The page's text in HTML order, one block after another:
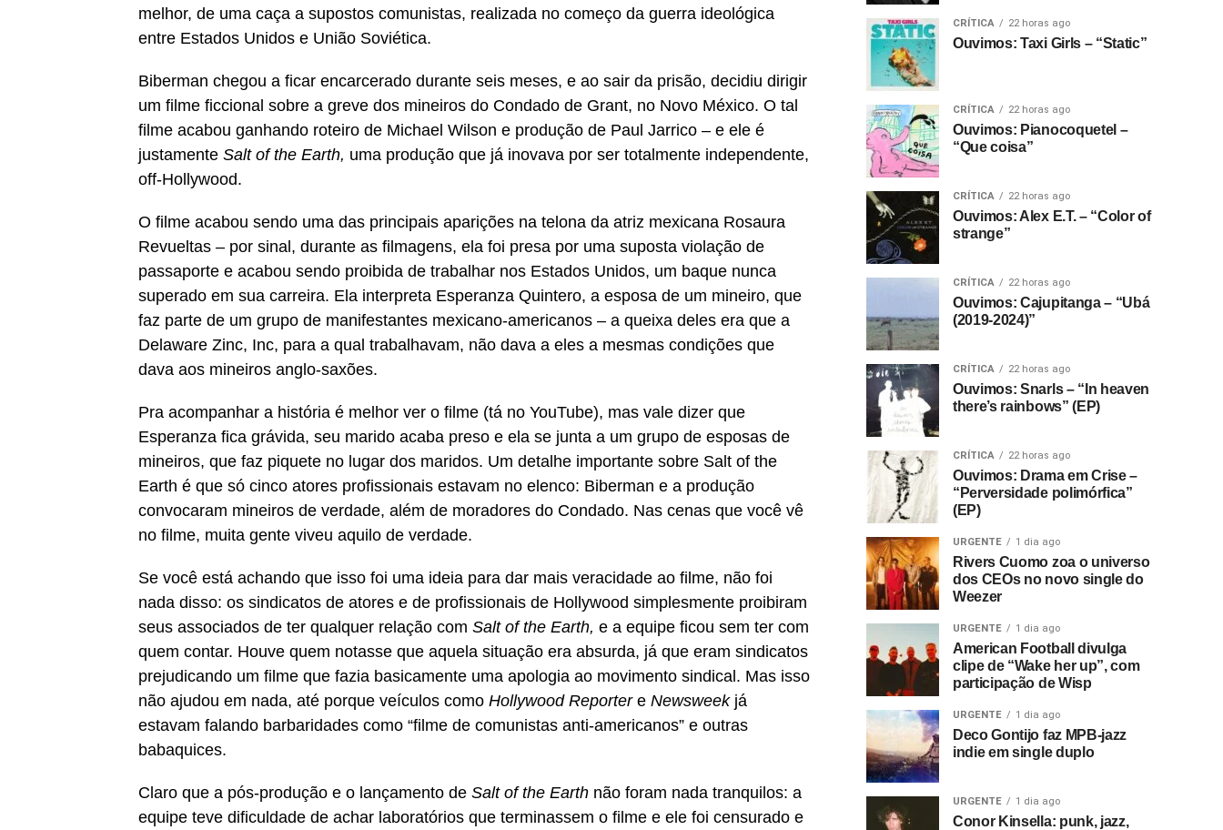
melhor, de uma caça a supostos comunistas, realizada no começo da guerra ideológica
entre Estados Unidos e União Soviética.
Biberman chegou a ficar encarcerado durante seis meses, e ao sair da prisão, decidiu dirigir
um filme ficcional sobre a greve dos mineiros do Condado de Grant, no Novo México. O tal
filme acabou ganhando roteiro de Michael Wilson e produção de Paul Jarrico – e ele é
justamente Salt of the Earth, uma produção que já inovava por ser totalmente independente,
off-Hollywood.
O filme acabou sendo uma das principais aparições na telona da atriz mexicana Rosaura
Revueltas – por sinal, durante as filmagens, ela foi presa por uma suposta violação de
passaporte e acabou sendo proibida de trabalhar nos Estados Unidos, um baque nunca
superado em sua carreira. Ela interpreta Esperanza Quintero, a esposa de um mineiro, que
faz parte de um grupo de manifestantes mexicano-americanos – a queixa deles era que a
Delaware Zinc, Inc, para a qual trabalhavam, não dava a eles a mesmas condições que
dava aos mineiros anglo-saxões.
Pra acompanhar a história é melhor ver o filme (tá no YouTube), mas vale dizer que
Esperanza fica grávida, seu marido acaba preso e ela se junta a um grupo de esposas de
mineiros, que faz piquete no lugar dos maridos. Um detalhe importante sobre Salt of the
Earth é que só cinco atores profissionais estavam no elenco: Biberman e a produção
convocaram mineiros de verdade, além de moradores do Condado. Nas cenas que você vê
no filme, muita gente viveu aquilo de verdade.
Se você está achando que isso foi uma ideia para dar mais veracidade ao filme, não foi
nada disso: os sindicatos de atores e de profissionais de Hollywood simplesmente proibiram
seus associados de ter qualquer relação com Salt of the Earth, e a equipe ficou sem ter com
quem contar. Houve quem notasse que aquela situação era absurda, já que eram sindicatos
prejudicando um filme que fazia basicamente uma apologia ao movimento sindical. Mas isso
não ajudou em nada, até porque veículos como Hollywood Reportere Newsweekjá
estavam falando barbaridades como “filme de comunistas anti-americanos” e outras
babaquices.
Claro que a pós-produção e o lançamento de Salt of the Earth não foram nada tranquilos: a
equipe teve dificuldade de achar laboratórios que terminassem o filme e ele foi censurado e
CRÍTICA 22 horas ago
Ouvimos: Taxi Girls – “Static”
CRÍTICA 22 horas ago
Ouvimos: Pianocoquetel –
“Que coisa”
CRÍTICA 22 horas ago
Ouvimos: Alex E.T. – “Color of
strange”
CRÍTICA 22 horas ago
Ouvimos: Cajupitanga – “Ubá
(2019-2024)”
CRÍTICA 22 horas ago
Ouvimos: Snarls – “In heaven
there’s rainbows” (EP)
CRÍTICA 22 horas ago
Ouvimos: Drama em Crise –
“Perversidade polimórfica”
(EP)
URGENTE 1 dia ago
Rivers Cuomo zoa o universo
dos CEOs no novo single do
Weezer
URGENTE 1 dia ago
American Football divulga
clipe de “Wake her up”, com
participação de Wisp
URGENTE 1 dia ago
Deco Gontijo faz MPB-jazz
indie em single duplo
URGENTE 1 dia ago
Conor Kinsella: punk, jazz,